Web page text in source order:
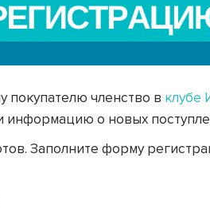
членство в клубе
о новых
Заполните форму